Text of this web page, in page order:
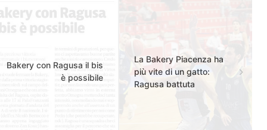
Bakery con Ragusa il bis
è possibile
La Bakery Piacenza ha
più vite di un gatto:
Ragusa battuta